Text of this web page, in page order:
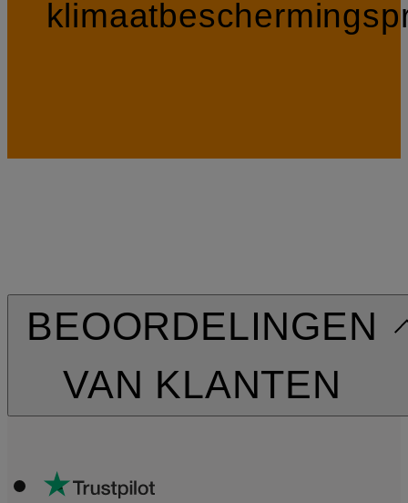
BEOORDELINGEN
VAN KLANTEN